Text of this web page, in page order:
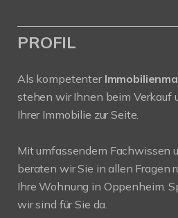
PROFIL
Als kompetenter
stehen wir Ihnen beim Verkauf
Ihrer Immobilie zur Seite.
Mit umfassendem Fachwissen
beraten wir Sie in allen Fragen
Ihre Wohnung in Oppenheim.
wir sind für Sie da.